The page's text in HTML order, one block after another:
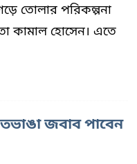
তোলার পরিকল্পনা
কামাল হোসেন। এতে
জবাব পাবেন